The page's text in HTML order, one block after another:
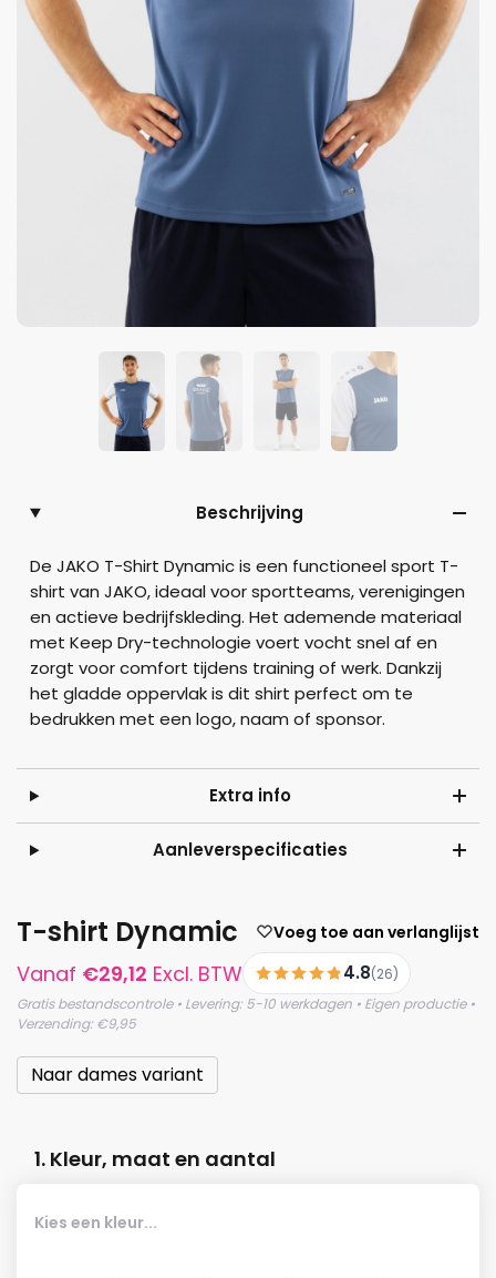
Beschrijving
De JAKO T-Shirt Dynamic is een functioneel sport T-
shirt van JAKO, ideaal voor sportteams, verenigingen
en actieve bedrijfskleding. Het ademende materiaal
met Keep Dry-technologie voert vocht snel af en
zorgt voor comfort tijdens training of werk. Dankzij
het gladde oppervlak is dit shirt perfect om te
bedrukken met een logo, naam of sponsor.
Extra info
Aanleverspecificaties
T-shirt Dynamic Voeg toe aan verlanglijst
Vanaf €29,12 Excl. BTW 4.8(26)
Gratis bestandscontrole • Levering: 5-10 werkdagen • Eigen productie •
Verzending: €9,95
Naar dames variant
1. Kleur, maat en aantal
Kies een kleur...